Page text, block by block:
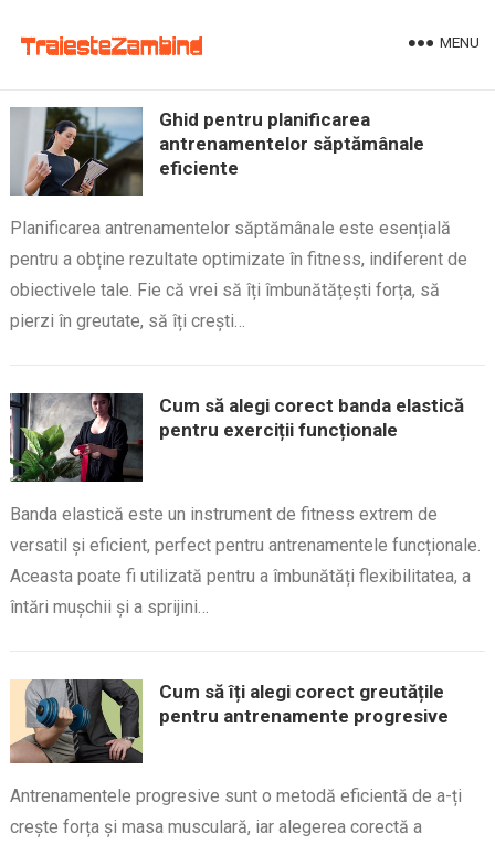
MENU
Ghid pentru planificarea
antrenamentelor săptămânale
eficiente
Planificarea antrenamentelor săptămânale este esențială
pentru a obține rezultate optimizate în fitness, indiferent de
obiectivele tale. Fie că vrei să îți îmbunătățești forța, să
pierzi în greutate, să îți crești…
Cum să alegi corect banda elastică
pentru exerciții funcționale
Banda elastică este un instrument de fitness extrem de
versatil și eficient, perfect pentru antrenamentele funcționale.
Aceasta poate fi utilizată pentru a îmbunătăți flexibilitatea, a
întări mușchii și a sprijini…
Cum să îți alegi corect greutățile
pentru antrenamente progresive
Antrenamentele progresive sunt o metodă eficientă de a-ți
crește forța și masa musculară, iar alegerea corectă a